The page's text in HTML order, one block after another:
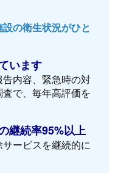
の衛生状況がひと
います
内容、緊急時の対
で、毎年高評価を
継続率95%以上
ービスを継続的に